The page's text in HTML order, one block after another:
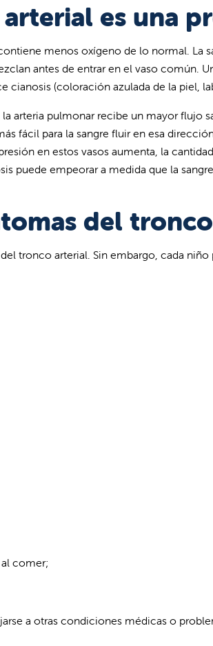
es una
menos oxígeno de lo normal. La
antes de entrar en el vaso común.
(coloración azulada de la piel,
arteria pulmonar recibe un mayor flujo
fácil para la sangre fluir en esa
en estos vasos aumenta, la
puede empeorar a medida que la
del
tronco arterial. Sin embargo, cada
comer;
a otras condiciones médicas o